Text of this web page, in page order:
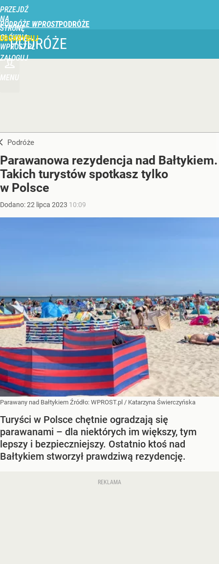
PRZEJDŹ
NA
STRONĘ
GŁÓWNĄ
WPROST.PL
PODRÓŻE WPROST
ZALOGUJ
MENU
PODRÓŻE
Podróże
Parawanowa rezydencja nad Bałtykiem.
Takich turystów spotkasz tylko
w Polsce
Dodano:22 lipca 2023 10:09
Parawany nad Bałtykiem Źródło: WPROST.pl / Katarzyna Świerczyńska
Turyści w Polsce chętnie ogradzają się
parawanami – dla niektórych im większy, tym
lepszy i bezpieczniejszy. Ostatnio ktoś nad
Bałtykiem stworzył prawdziwą rezydencję.